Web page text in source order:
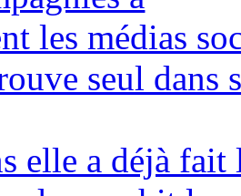
les médias
seul dans
elle a déjà